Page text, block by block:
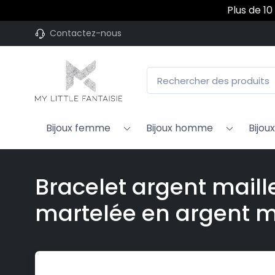
Plus de
Contactez-nous
Bijoux femme Bijoux homme
Bracelet argent
martelée en argent